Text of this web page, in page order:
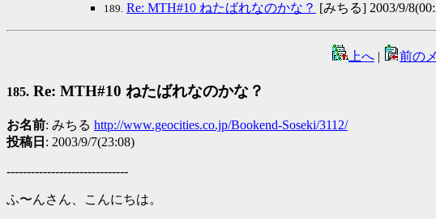
189. Re: MTH#10 ねたばれなのかな？ [みちる] 2003/9/
上へ | 前の
185. Re: MTH#10 ねたばれなのかな？
お名前: みちる http://www.geocities.co.jp/Bookend-Soseki/3112/
投稿日 : 2003/9/7(23:08)
------------------------------
ふ〜んさん、こんにちは。